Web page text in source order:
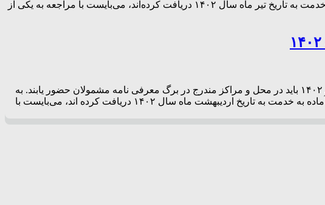
پرتو جنوب به نقل از خبرگزاری مهر، سازمان وظیفه عمومی فراجا در اطلاعیه‌ای اعلام کرد: همه مشمولانی که برگ آماده به خدمت به تاریخ تیر ماه سال ۱۴۰۲ دریافت کرده‌اند، می‌بایست با مراجعه به یکی از
سازمان وظیفه عمومی فراجا در اطلاعیه‌ای اعلام کرد: همه مشمولان دارای برگ آماده به خدمت به تاریخ اردیبهشت ماه سال ۱۴۰۲ باید در محل و مراکز مندرج در برگ معرفی نامه مشمولان حضور یابند. به
گزارش پرتو جنوب به نقل از خبرگزاری مهر، سازمان وظیفه عمومی فراجا در اطلاعیه‌ای اعلام کرد: همه مشمولانی که برگ آماده به خدمت به تاریخ اردیبهشت ماه سال ۱۴۰۲ دریافت کرده اند، می‌بایست با